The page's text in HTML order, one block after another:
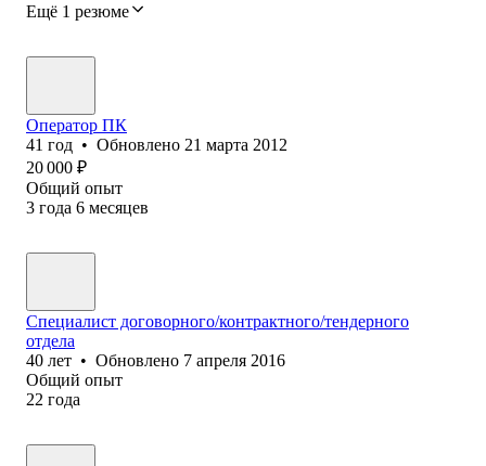
Ещё 1 резюме
Оператор ПК
41 год • Обновлено 21 марта 2012
20 000 ₽
Общий опыт
3 года 6 месяцев
Специалист договорного/контрактного/тендерного
отдела
40 лет • Обновлено 7 апреля 2016
Общий опыт
22 года